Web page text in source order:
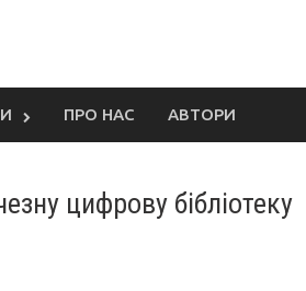
ПРО НАС АВТОРИ
цифрову бібліотеку